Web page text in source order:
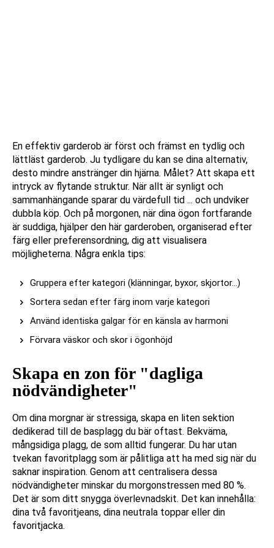
En effektiv garderob är först och främst en tydlig och
lättläst garderob. Ju tydligare du kan se dina alternativ,
desto mindre anstränger din hjärna. Målet? Att skapa ett
intryck av flytande struktur. När allt är synligt och
sammanhängande sparar du värdefull tid ... och undviker
dubbla köp. Och på morgonen, när dina ögon fortfarande
är suddiga, hjälper den här garderoben, organiserad efter
färg eller preferensordning, dig att visualisera
möjligheterna. Några enkla tips:
Gruppera efter kategori (klänningar, byxor, skjortor…)
Sortera sedan efter färg inom varje kategori
Använd identiska galgar för en känsla av harmoni
Förvara väskor och skor i ögonhöjd
Skapa en zon för "dagliga
nödvändigheter"
Om dina morgnar är stressiga, skapa en liten sektion
dedikerad till de basplagg du bär oftast. Bekväma,
mångsidiga plagg, de som alltid fungerar. Du har utan
tvekan favoritplagg som är pålitliga att ha med sig när du
saknar inspiration. Genom att centralisera dessa
nödvändigheter minskar du morgonstressen med 80 %.
Det är som ditt snygga överlevnadskit. Det kan innehålla:
dina två favoritjeans, dina neutrala toppar eller din
favoritjacka.